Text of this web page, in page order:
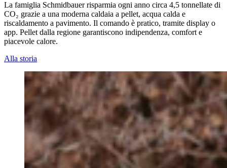
La famiglia Schmidbauer risparmia ogni anno circa 4,5 tonnellate di
CO₂ grazie a una moderna caldaia a pellet, acqua calda e
riscaldamento a pavimento. Il comando è pratico, tramite display o
app. Pellet dalla regione garantiscono indipendenza, comfort e
piacevole calore.
Alla storia